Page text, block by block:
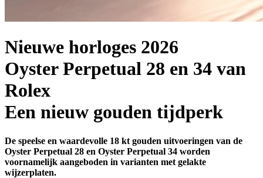
Nieuwe horloges 2026
Oyster Perpetual 28 en 34 van
Rolex
Een nieuw gouden tijdperk
De speelse en waardevolle 18 kt gouden uitvoeringen van de
Oyster Perpetual 28 en Oyster Perpetual 34 worden
voornamelijk aangeboden in varianten met gelakte
wijzerplaten.